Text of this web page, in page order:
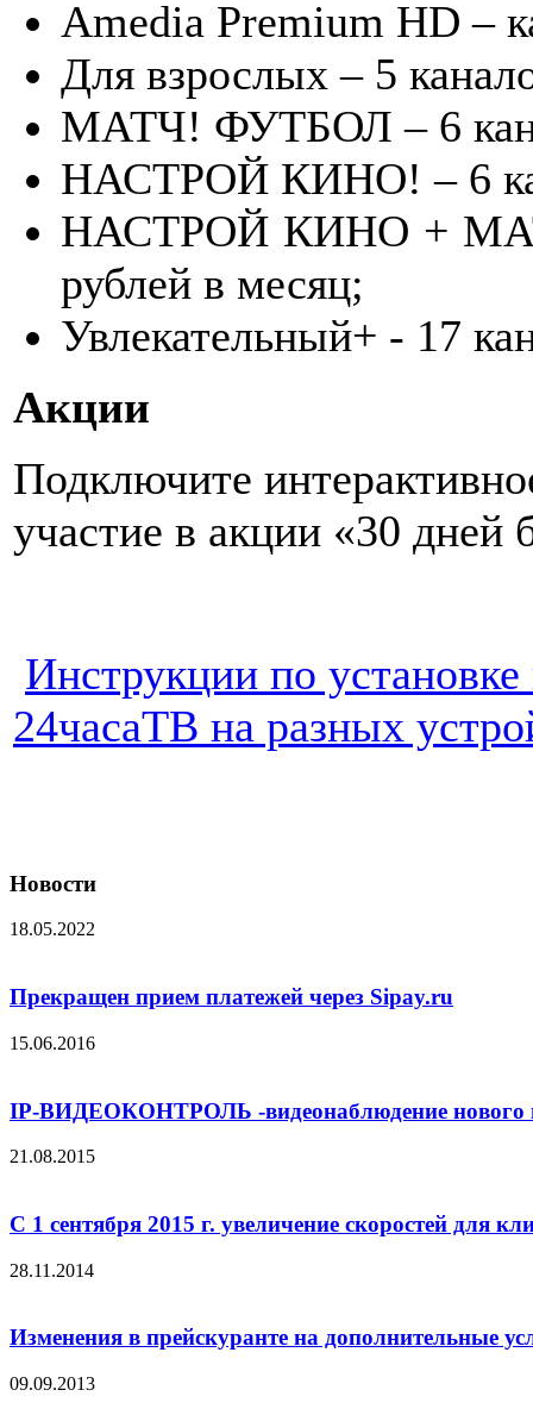
Amedia Premium HD –
Для взрослых – 5
МАТЧ! ФУТБОЛ – 6
НАСТРОЙ КИНО! – 6
НАСТРОЙ КИНО +
рублей в месяц;
Увлекательный+ - 17
Акции
Подключите
участие в акции «30 дней
Инструкции по
24часаТВ на разных
Новости
18.05.2022
Прекращен прием платежей через Sipay.ru
15.06.2016
IP-ВИДЕОКОНТРОЛЬ -видеонаблюдение нового
21.08.2015
С 1 сентября 2015 г. увеличение скоростей для
28.11.2014
Изменения в прейскуранте на дополнительные
09.09.2013